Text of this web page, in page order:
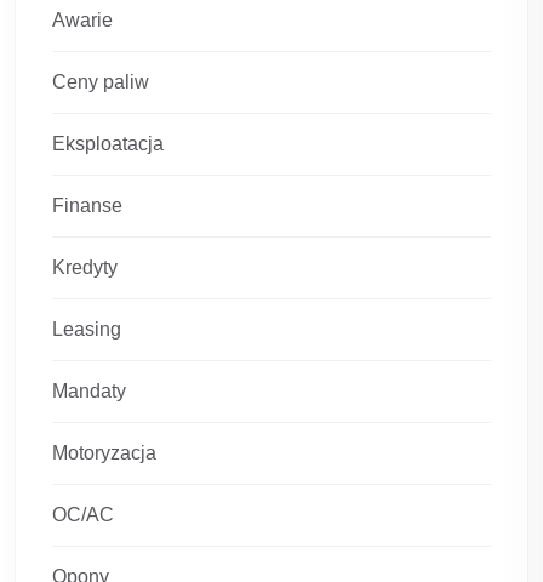
Awarie
Ceny paliw
Eksploatacja
Finanse
Kredyty
Leasing
Mandaty
Motoryzacja
OC/AC
Opony